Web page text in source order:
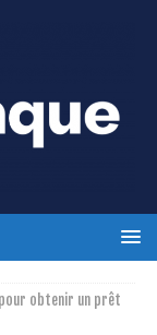
obtenir un prêt